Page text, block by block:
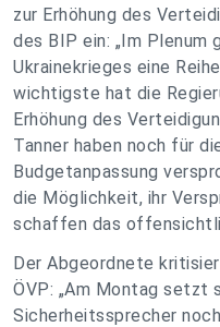
zur Erhöhung des
des BIP ein: „Im
Ukrainekrieges eine
wichtigste hat die
Erhöhung des
Tanner haben noch für
Budgetanpassung
die Möglichkeit, ihr
schaffen das
Der Abgeordnete
ÖVP: „Am Montag setzt
Sicherheitssprecher